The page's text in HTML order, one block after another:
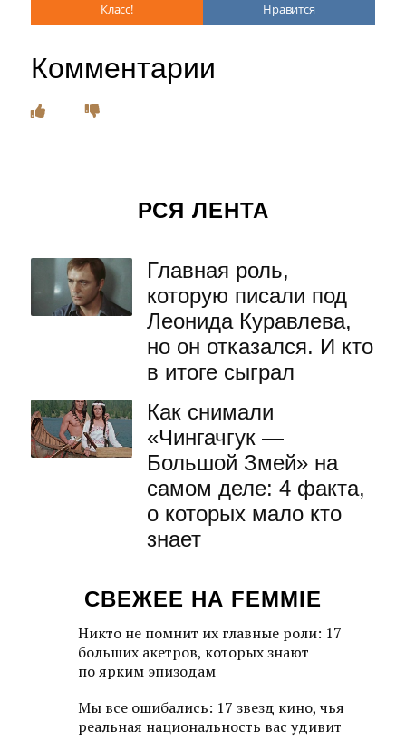
Класс! Нравится
Комментарии
РСЯ ЛЕНТА
Главная роль,
которую писали под
Леонида Куравлева,
но он отказался. И кто
в итоге сыграл
Как снимали
«Чингачгук —
Большой Змей» на
самом деле: 4 факта,
о которых мало кто
знает
СВЕЖЕЕ НА FEMMIE
Никто не помнит их главные роли: 17
больших акетров, которых знают
по ярким эпизодам
Мы все ошибались: 17 звезд кино, чья
реальная национальность вас удивит